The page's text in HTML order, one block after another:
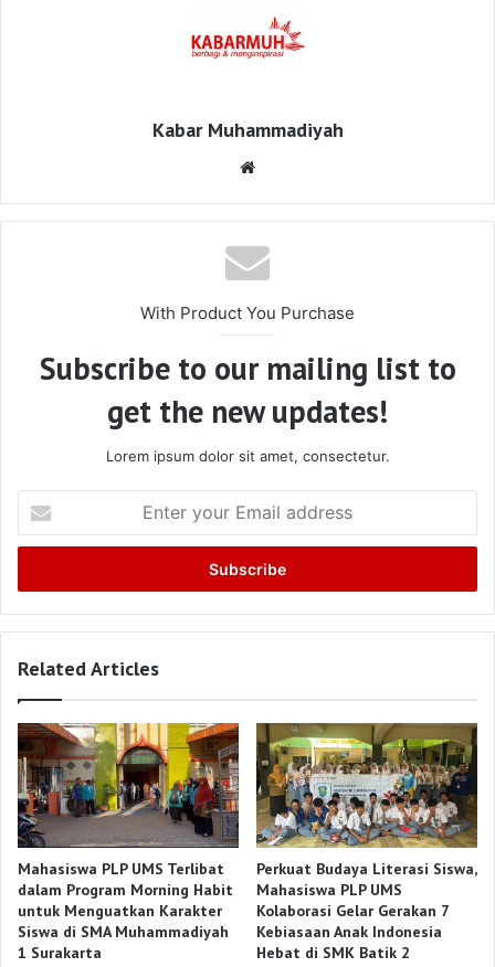
Kabar Muhammadiyah
With Product You Purchase
Subscribe to our mailing list to
get the new updates!
Lorem ipsum dolor sit amet, consectetur.
your
Email
Related Articles
Mahasiswa PLP UMS Terlibat
dalam Program Morning Habit
untuk Menguatkan Karakter
Siswa di SMA Muhammadiyah
1 Surakarta
Perkuat Budaya Literasi Siswa,
Mahasiswa PLP UMS
Kolaborasi Gelar Gerakan 7
Kebiasaan Anak Indonesia
Hebat di SMK Batik 2